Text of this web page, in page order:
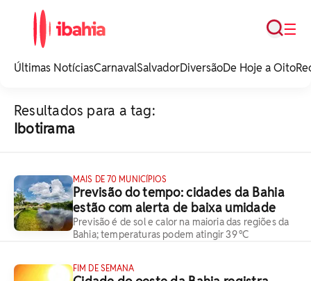
noticias e
☰
Busca
Últimas NotíciasCarnavalSalvadorDiversãoDe Hoje a Oito
Resultados para a tag:
Ibotirama
MAIS DE 70 MUNICÍPIOS
Previsão do tempo: cidades da Bahia
estão com alerta de baixa umidade
Previsão é de sol e calor na maioria das regiões da
Bahia; temperaturas podem atingir 39 °C
FIM DE SEMANA